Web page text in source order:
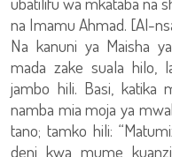
na Imamu Ahmad. [Al-
Na kanuni ya Maisha
mada zake suala hilo,
jambo hili. Basi, katika
namba mia moja ya
tano; tamko hili:
deni kwa mume